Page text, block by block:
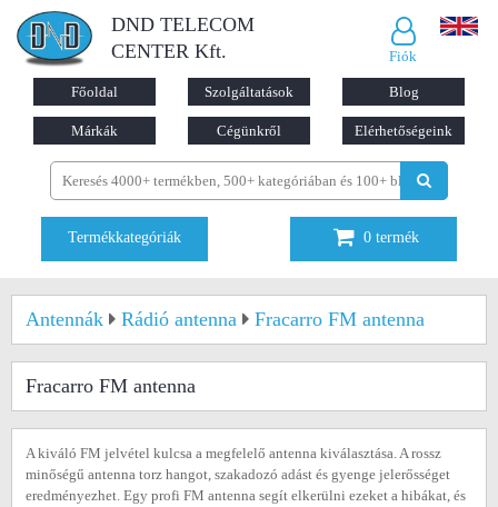
DND TELECOM
CENTER Kft.
Fiók
Főoldal Szolgáltatások Blog
Márkák Cégünkről Elérhetőségeink
Termékkategóriák 0 termék
Antennák Rádió antenna Fracarro FM antenna
Fracarro FM antenna
A kiváló FM jelvétel kulcsa a megfelelő antenna kiválasztása. A rossz
minőségű antenna torz hangot, szakadozó adást és gyenge jelerősséget
eredményezhet. Egy profi FM antenna segít elkerülni ezeket a hibákat, és